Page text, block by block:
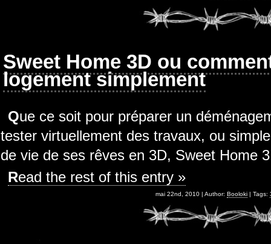
Sweet Home 3D ou
logement simplement
Que ce soit pour préparer un déménagement / emménagement, pour
tester virtuellement des travaux, ou
de vie de ses rêves en 3D, Sweet Home
Read the rest of this entry »
mai 22nd, 2010 | Author: Booloki| Tags: